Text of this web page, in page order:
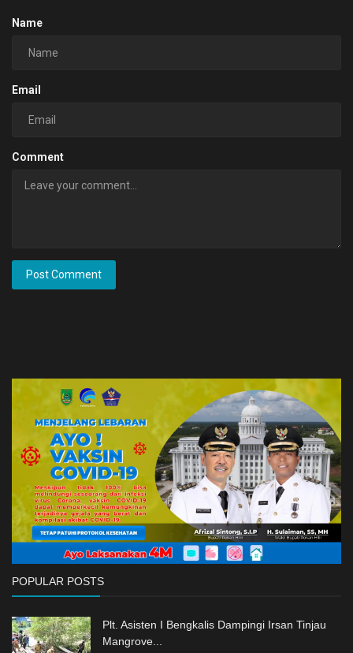
Name
Email
Comment
Post Comment
POPULAR POSTS
Plt. Asisten I Bengkalis Dampingi Irsan Tinjau
Mangrove...